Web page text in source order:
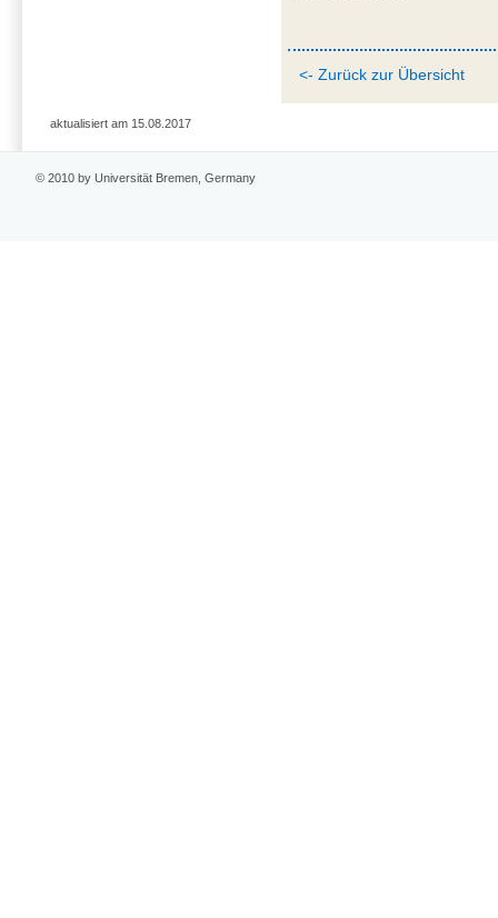
<- Zurück zur Übersicht
aktualisiert am 15.08.2017
© 2010 by Universität Bremen, Germany